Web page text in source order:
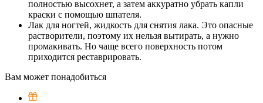
полностью высохнет, а затем аккуратно убрать капли
краски с помощью шпателя.
Лак для ногтей, жидкость для снятия лака. Это опасные
растворители, поэтому их нельзя вытирать, а нужно
промакивать. Но чаще всего поверхность потом
приходится реставрировать.
Вам может понадобиться